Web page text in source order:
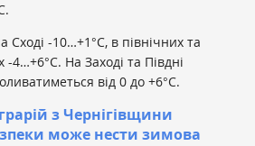
Сході -10…+1°С, в північних та
4…+6°С. На Заході та Півдні
від 0 до +6°С.
з Чернігівщини
може нести зимова